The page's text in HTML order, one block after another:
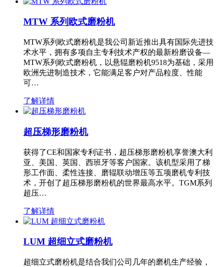
MTW 系列欧式磨粉机
MTW系列欧式磨粉机是我公司新近推出具有国际先进技
术水平，拥有多项自主专利技术产权的最新粉磨设备—
MTW系列欧式磨粉机，以悬辊磨粉机9518为基础，采用
欧洲先进制造技术，它能满足客户对产品粒度、性能
可…
了解详情
超压梯形磨粉机
获得了CE和国家专利证书，超压梯形磨粉机享誉澳大利
亚、美国、英国、西班牙等客户国家。该机型采用了梯
形工作面、柔性连接、磨辊联动增压等五项磨机专利技
术，开创了超压梯形磨粉机的世界最高水平。TGM系列
超压…
了解详情
LUM 超细立式磨粉机
超细立式磨粉机是结合我们公司几年的磨机生产经验，